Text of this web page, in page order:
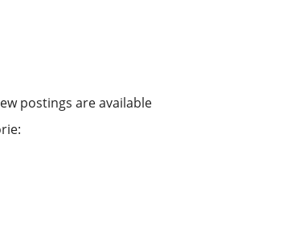
postings are available